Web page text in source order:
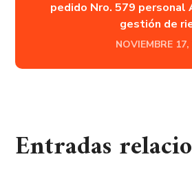
pedido Nro. 579 personal
gestión de
NOVIEMBRE 17,
Entradas